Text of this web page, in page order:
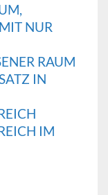
NUR
RAUM
IN
IM